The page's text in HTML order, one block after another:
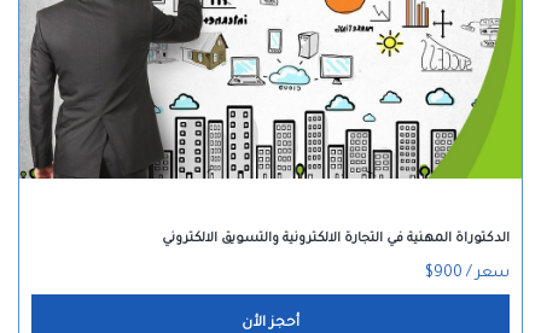
الدكتوراة المهنية في التجارة الالكترونية والتسويق الالكتروني
سعر / 900$
أحجز الأن